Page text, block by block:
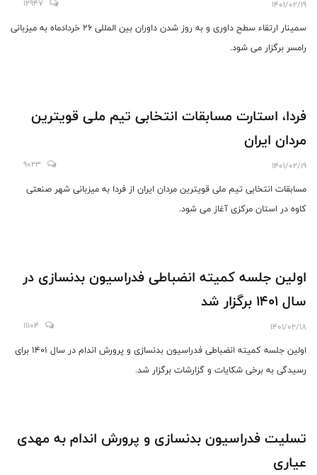
1401/02/19
12947
سمینار ارتقاء سطح داوری و به روز شدن داوران بین المللی 26 خردادماه به میزبانی
رامسر برگزار می شود.
فردا، استارت مسابقات انتخابی تیم ملی قویترین
مردان ایران
1401/02/19
9023
مسابقات انتخابی تیم ملی قویترین مردان ایران از فردا به میزبانی شهر صنعتی
کاوه در استان مرکزی آغاز می شود.
اولین جلسه کمیته انضباطی فدراسیون بدنسازی در
سال 1401 برگزار شد
1401/02/18
11104
اولین جلسه کمیته انضباطی فدراسیون بدنسازی و پرورش اندام در سال 1401 برای
رسیدگی به برخی شکایات و گزارشات برگزار شد.
تسلیت فدراسیون بدنسازی و پرورش اندام به مهدی
عیاری